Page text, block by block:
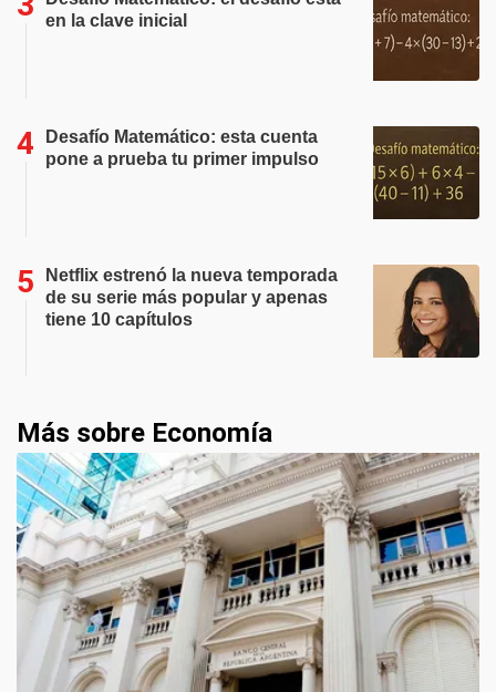
en la clave inicial
Desafío Matemático: esta cuenta
pone a prueba tu primer impulso
Netflix estrenó la nueva temporada
de su serie más popular y apenas
tiene 10 capítulos
Más sobre Economía